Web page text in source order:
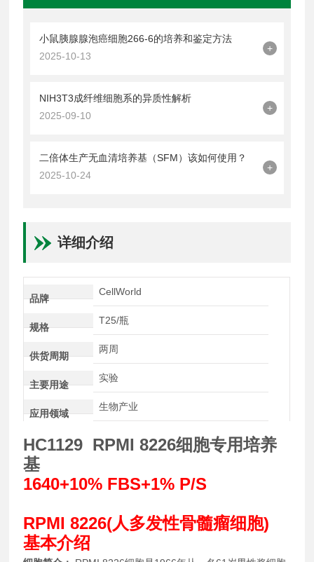
小鼠胰腺腺泡癌细胞266-6的培养和鉴定方法
2025-10-13
+
NIH3T3成纤维细胞系的异质性解析
2025-09-10
+
二倍体生产无血清培养基（SFM）该如何使用？
2025-10-24
+
详细介绍
品牌
CellWorld
规格
T25/瓶
供货周期
两周
主要用途
实验
应用领域
生物产业
HC1129 RPMI 8226细胞专用培养
基
1640+10% FBS+1% P/S
RPMI 8226(人多发性骨髓瘤细胞)
基本介绍